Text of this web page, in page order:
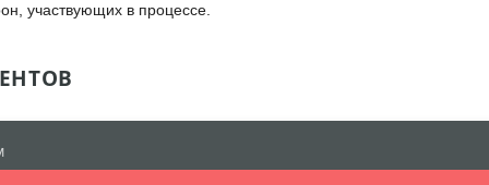
участвующих в процессе.